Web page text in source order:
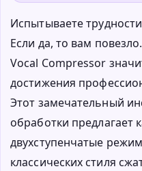
Испытываете
Если да, то вам
Vocal Compressor
достижения
Этот замечательный
обработки предлагает
двухступенчатые
классических стиля